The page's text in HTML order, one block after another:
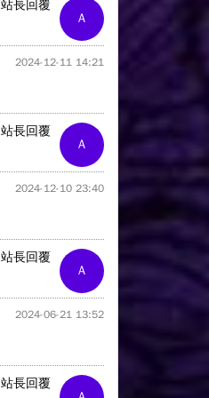
A
站長回覆
2024-12-11 14:21
A
站長回覆
2024-12-10 23:40
A
站長回覆
2024-06-21 13:52
站長回覆